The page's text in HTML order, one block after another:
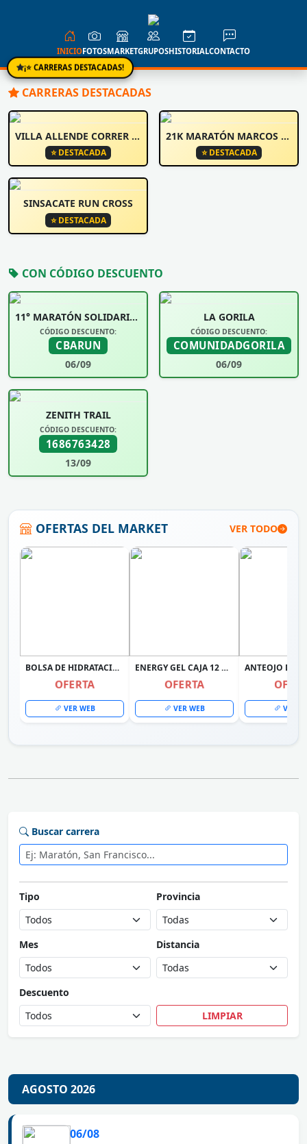
¡⭐ CARRERAS DESTACADAS!
INICIOFOTOSMARKETGRUPOSHISTORIALCONTACTO
CARRERAS DESTACADAS
VILLA ALLENDE CORRER Y CAMINA
⭐ DESTACADA
21K MARATÓN MARCOS JUÁREZ
⭐ DESTACADA
SINSACATE RUN CROSS
⭐ DESTACADA
CON CÓDIGO DESCUENTO
11° MARATÓN SOLIDARIA UNIVERSIDAD SIGLO 21
CÓDIGO DESCUENTO:
CBARUN
06/09
LA GORILA
CÓDIGO DESCUENTO:
COMUNIDADGORILA
06/09
ZENITH TRAIL
CÓDIGO DESCUENTO:
1686763428
13/09
OFERTAS DEL MARKET VER TODO
BOLSA DE HIDRATACIÓN UNIVEX CAMELBACK COLOR CELESTE
OFERTA
VER WEB
ENERGY GEL CAJA 12 UNIDADES + RACE GEL 12 UNIDADES MERVICK
OFERTA
VER WEB VER
Buscar carrera
Tipo Provincia
Mes Distancia
Descuento
LIMPIAR
AGOSTO 2026
06/08